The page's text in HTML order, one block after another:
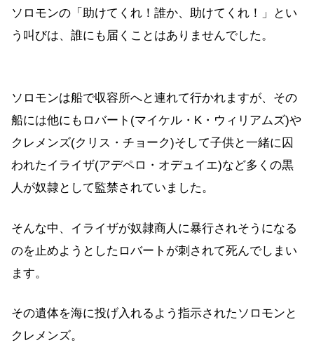
ソロモンの「助けてくれ！誰か、助けてくれ！」とい
う叫びは、誰にも届くことはありませんでした。
ソロモンは船で収容所へと連れて行かれますが、その
船には他にもロバート(マイケル・K・ウィリアムズ)や
クレメンズ(クリス・チョーク)そして子供と一緒に囚
われたイライザ(アデペロ・オデュイエ)など多くの黒
人が奴隷として監禁されていました。
そんな中、イライザが奴隷商人に暴行されそうになる
のを止めようとしたロバートが刺されて死んでしまい
ます。
その遺体を海に投げ入れるよう指示されたソロモンと
クレメンズ。